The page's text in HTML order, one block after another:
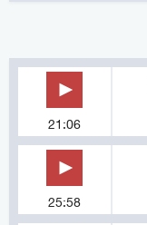
21:06
25:58